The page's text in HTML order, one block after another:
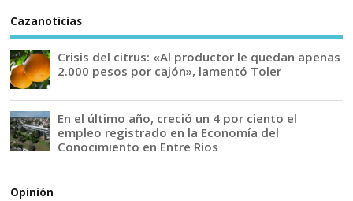
Cazanoticias
Crisis del citrus: «Al productor le quedan apenas
2.000 pesos por cajón», lamentó Toler
En el último año, creció un 4 por ciento el
empleo registrado en la Economía del
Conocimiento en Entre Ríos
Opinión